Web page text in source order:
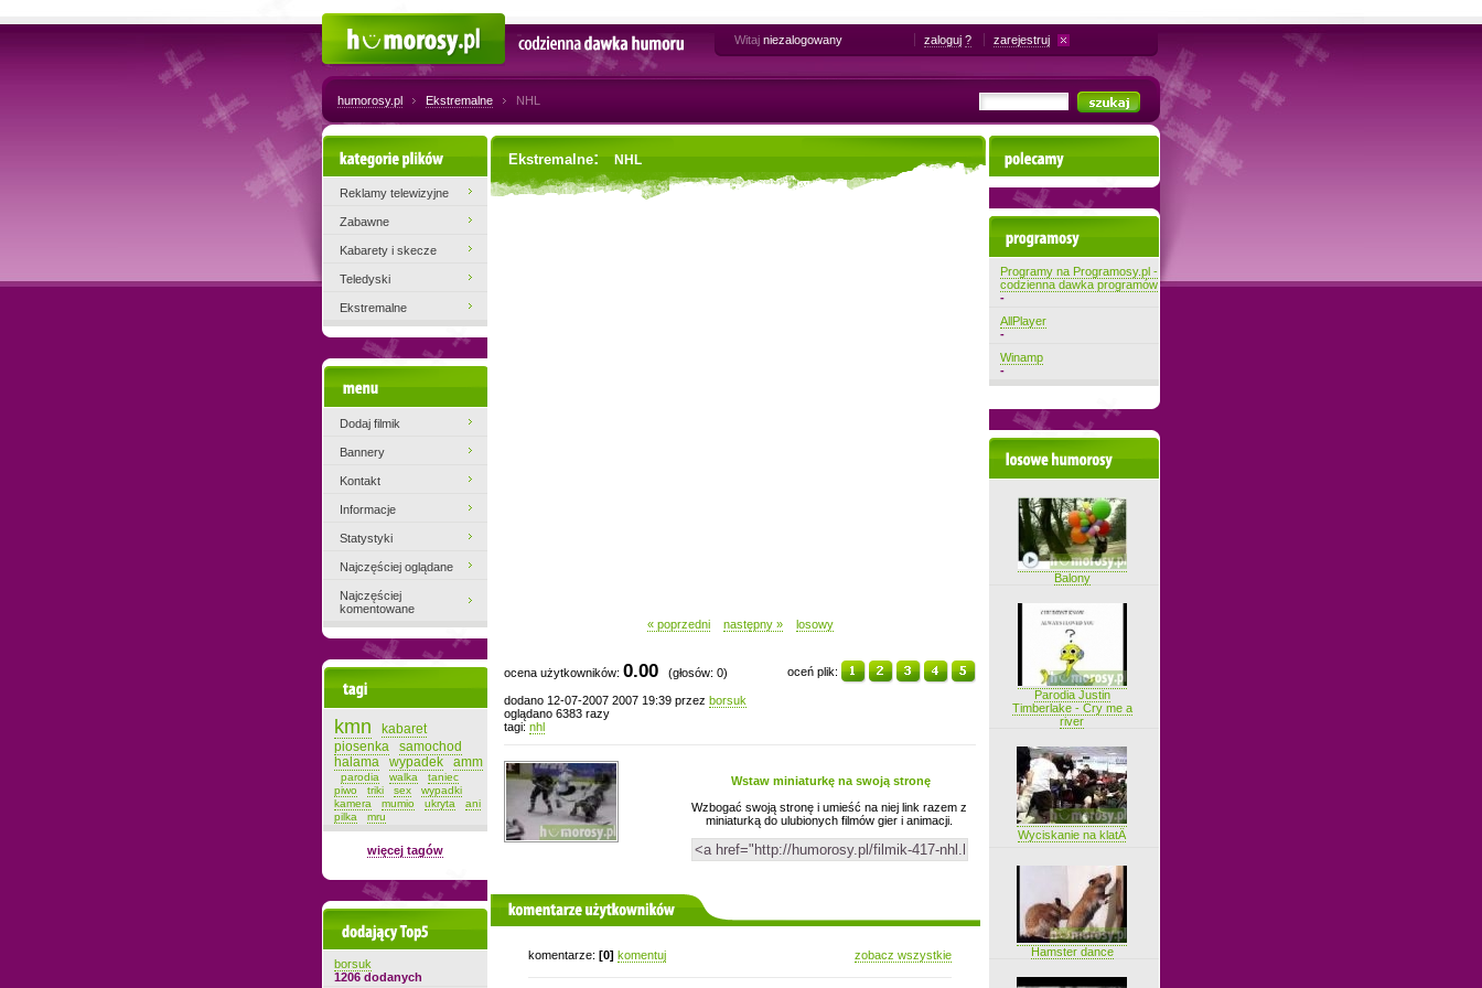
Codzienna dawka humoru
Witaj niezalogowany zaloguj ? zarejestruj
humorosy.pl Ekstremalne NHL
Ekstremalne: NHL
« poprzedni następny » losowy
ocena użytkowników: 0.00 (głosów: 0) oceń plik:
dodano 12-07-2007 2007 19:39 przez borsuk
oglądano 6383 razy
tagi: nhl
Wstaw miniaturkę na swoją stronę
Wzbogać swoją stronę i umieść na niej link razem z
miniaturką do ulubionych filmów gier i animacji.
komentarze użytkowników
komentarze: [0] komentuj zobacz wszystkie
Kategorie plików
Reklamy telewizyjne
Zabawne
Kabarety i skecze
Teledyski
Ekstremalne
Dodaj filmik
Bannery
Kontakt
Informacje
Statystyki
Najczęściej oglądane
Najczęściej
komentowane
kmn
kabaret
piosenka
samochod
halama
wypadek amm
parodia walka
taniec
piwo
triki sex
wypadki
kamera
mumio ukryta
ani
pilka
mru
więcej tagów
Dodający top-5
borsuk
1206 dodanych
Polecamy
Najnowsze programy
Programy na Programosy.pl -
codzienna dawka programów
-
AllPlayer
-
Winamp
-
Losowe filmiki
Balony
Parodia Justin
Timberlake - Cry me a
river
Wyciskanie na klatÄ
Hamster dance